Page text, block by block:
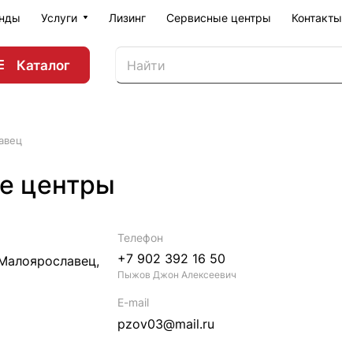
Услуги Лизинг Сервисные центры Контакты
Каталог
центры
Телефон
+7 902 392 16 50
Пыжов Джон Алексеевич
E-mail
pzov03@mail.ru